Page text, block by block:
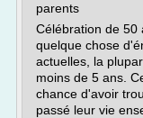
parents
Célébration de 50
quelque chose
actuelles, la
moins de 5 ans.
chance d'avoir
passé leur vie